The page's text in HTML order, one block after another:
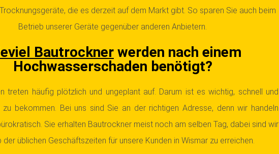
die es derzeit auf dem Markt gibt. So sparen Sie auch beim
Betrieb unserer Geräte gegenüber anderen Anbietern.
Bautrocknerwerden nach einem
Hochwasserschaden benötigt?
treten häufig plötzlich und ungeplant auf. Darum ist es wichtig, schnell und
zu bekommen. Bei uns sind Sie an der richtigen Adresse, denn wir handeln
Sie erhalten Bautrockner meist noch am selben Tag, dabei sind wir
der üblichen Geschäftszeiten für unsere Kunden in Wismar zu erreichen.